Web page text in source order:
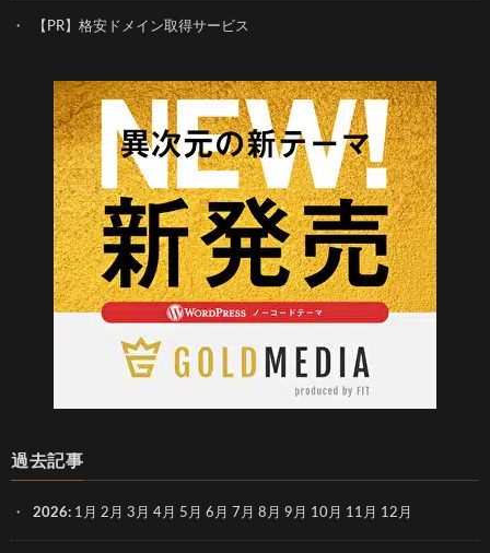
【PR】格安ドメイン取得サービス
過去記事
2026: 1月 2月 3月 4月 5月 6月 7月 8月 9月 10月 11月 12月